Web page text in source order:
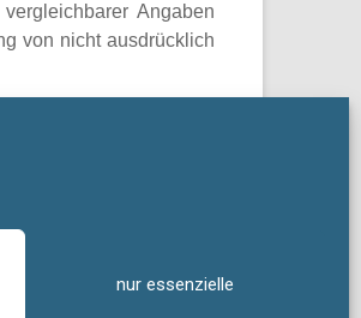
nur essenzielle
Angaben
von nicht ausdrücklich